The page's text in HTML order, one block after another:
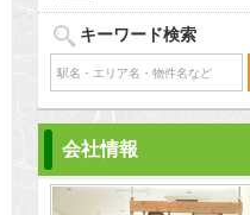
キーワード検索
会社情報